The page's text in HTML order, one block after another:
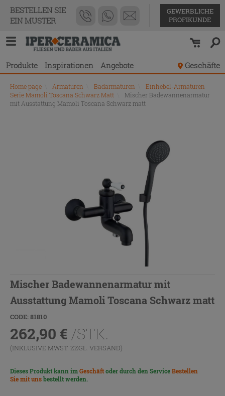
BESTELLEN SIE
EIN MUSTER
GEWERBLICHE
PROFIKUNDE
Produkte Inspirationen Angebote Geschäfte
Home page Armaturen Badarmaturen
Einhebel-Armaturen
Serie Mamoli Toscana Schwarz Matt
Mischer Badewannenarmatur
mit Ausstattung Mamoli Toscana Schwarz matt
Mischer Badewannenarmatur mit
Ausstattung Mamoli Toscana Schwarz matt
CODE: 81810
262,90 € /STK.
(INKLUSIVE MWST. ZZGL. VERSAND)
Dieses Produkt kann imGeschäftoder durch den ServiceBestellen
Sie mit unsbestellt werden.